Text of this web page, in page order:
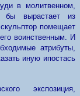
в молитвенном,
бы вырастает из
помещает
воинственным. И
атрибуты,
иную ипостась
экспозиция,